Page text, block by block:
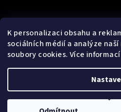
K personalizaci obsahu a
sociálních médií a analýze
soubory cookies. Více informací
Recenze obchodu Google
Upravit